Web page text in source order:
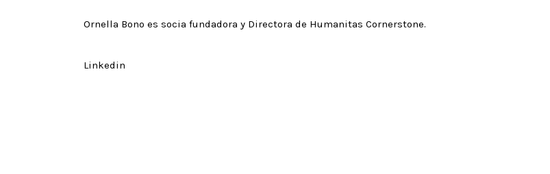
Ornella Bono es socia fundadora y Directora de Humanitas Cornerstone.
Linkedin